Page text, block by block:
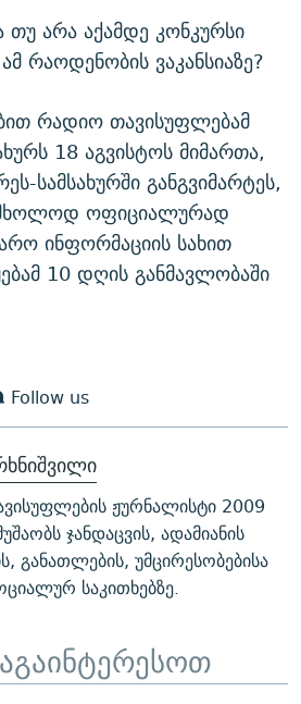
არა აქამდე კონკურსი
ვაკანსიაზე?
რადიო თავისუფლებამ
18 აგვისტოს მიმართა,
სამსახურში განგვიმარტეს,
მხოლოდ ოფიციალურად
ინფორმაციის სახით
10 დღის განმავლობაში
Follow us
ჟურნალისტი 2009
ჯანდაცვის, ადამიანის
განათლების, უმცირესობებისა
საკითხებზე.